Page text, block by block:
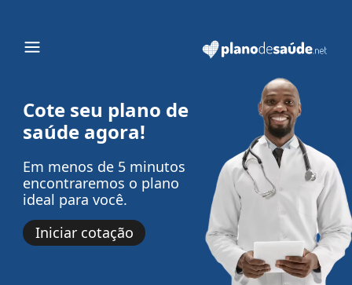
Cote seu plano de
saúde agora!
Em menos de 5 minutos
encontraremos o plano
ideal para você.
Iniciar cotação